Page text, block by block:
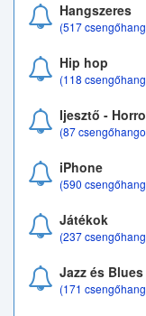
Hangszeres
(517
Hip hop
(118
Ijesztő -
(87
iPhone
(590
Játékok
(237
Jazz és Blues
(171